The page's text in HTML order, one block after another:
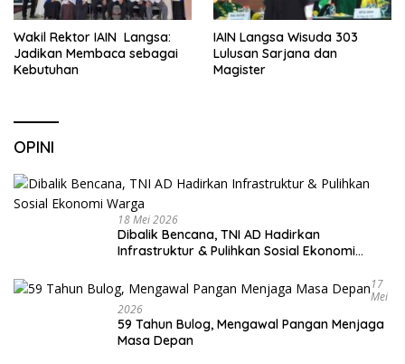
Wakil Rektor IAIN Langsa:
Jadikan Membaca sebagai
Kebutuhan
IAIN Langsa Wisuda 303
Lulusan Sarjana dan
Magister
OPINI
18 Mei 2026
Dibalik Bencana, TNI AD Hadirkan
Infrastruktur & Pulihkan Sosial Ekonomi
17
Mei
2026
59 Tahun Bulog, Mengawal Pangan Menjaga
Masa Depan